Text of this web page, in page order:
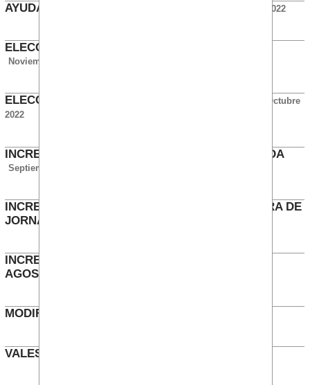
AYUDA ALIMENTARIA TRES CANTOS Noviembre 2022
ELECCIONES SINDICALES 2023 (BANKINTER)
Noviembre 2022
ELECCIONES SINDICALES 2023 (SECTORIAL)
Octubre
2022
INCREMENTO COMPENSACIÓN SERVICIO ACUDA
Septiembre 2022
INCREMENTO COMPENSACIÓN TRABAJO FUERA DE
JORNADA
INCREMENTO COMPENSACIÓN TRABAJO EN
AGOSTO TIC
MODIFICACIÓN DEL TIPO FIJO
VALES ECONOMATO IPC